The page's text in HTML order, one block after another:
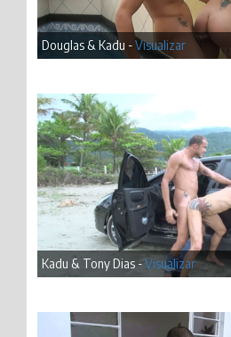
Douglas & Kadu -Visualizar
Kadu & Tony Dias -Visualizar